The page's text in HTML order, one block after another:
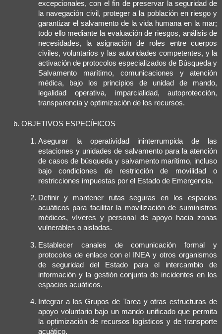
excepcionales, con el fin de preservar la seguridad de
la navegación civil, proteger a la población en riesgo y
garantizar el salvamento de la vida humana en la mar;
todo ello mediante la evaluación de riesgos, análisis de
necesidades, la asignación de roles entre cuerpos
civiles, voluntarios y las autoridades competentes, y la
activación de protocolos especializados de Búsqueda y
Salvamento marítimo, comunicaciones y atención
médica, bajo los principios de unidad de mando,
legalidad operativa, imparcialidad, autoprotección,
transparencia y optimización de los recursos.
OBJETIVOS ESPECÍFICOS
Asegurar la operatividad ininterrumpida de las
estaciones y unidades de salvamento para la atención
de casos de búsqueda y salvamento marítimo, incluso
bajo condiciones de restricción de movilidad o
restricciones impuestas por el Estado de Emergencia.
Definir y mantener rutas seguras en los espacios
acuáticos para facilitar la movilización de suministros
médicos, víveres y personal de apoyo hacia zonas
vulnerables o aisladas.
Establecer canales de comunicación formal y
protocolos de enlace con el INEA y otros organismos
de seguridad del Estado para el intercambio de
información y la gestión conjunta de incidentes en los
espacios acuáticos.
Integrar a los Grupos de Tarea y otras estructuras de
apoyo voluntario bajo un mando unificado que permita
la optimización de recursos logísticos y de transporte
acuático.